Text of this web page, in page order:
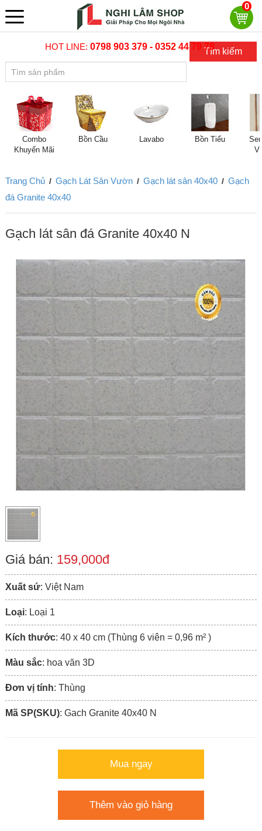
0
HOT LINE:0798 903 379 - 0352 44 79 78Tìm kiếm
Combo
Khuyến Mãi
Bồn Cầu Lavabo Bồn Tiểu
Trang Chủ / Gạch Lát Sân Vườn / Gạch lát sân 40x40 / Gạch
đá Granite 40x40
Gạch lát sân đá Granite 40x40 N
Giá bán: 159,000đ
Xuất sứ: Việt Nam
Loại: Loại 1
Kích thước: 40 x 40 cm (Thùng 6 viên = 0,96 m² )
Màu sắc: hoa văn 3D
Đơn vị tính: Thùng
Mã SP(SKU): Gach Granite 40x40 N
Mua ngay
Thêm vào giỏ hàng